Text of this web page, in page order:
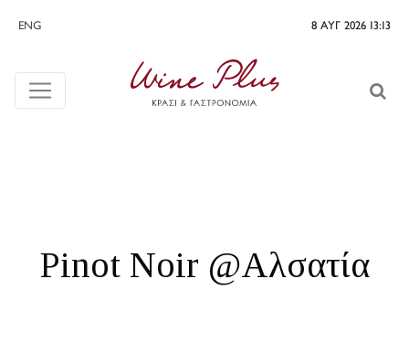
ENG 8 ΑΥΓ 2026 13:13
Pinot Noir @Αλσατία